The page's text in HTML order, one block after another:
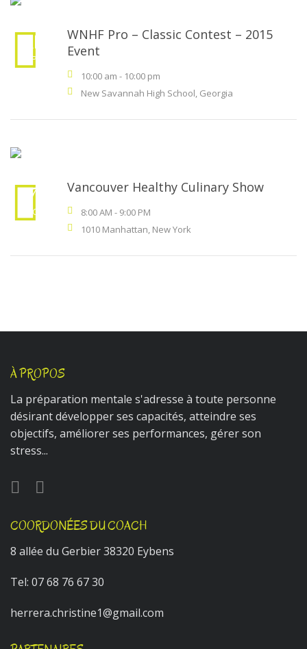
21
SEP
WNHF Pro – Classic Contest – 2015
Event
10:00 am - 10:00 pm
New Savannah High School, Georgia
17
DÉC
Vancouver Healthy Culinary Show
8:00 AM - 9:00 PM
1010 Manhattan, New York
À PROPOS
La préparation mentale s'adresse à toute personne
désirant développer ses capacités, atteindre ses
objectifs, améliorer ses performances, gérer son
stress...
COORDONÉES DU COACH
8 allée du Gerbier 38320 Eybens
Tel: 07 68 76 67 30
herrera.christine1@gmail.com